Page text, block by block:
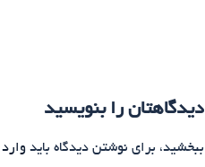
دیدگاهتان را بنویسید
ببخشید، برای نوشتن دیدگاه باید